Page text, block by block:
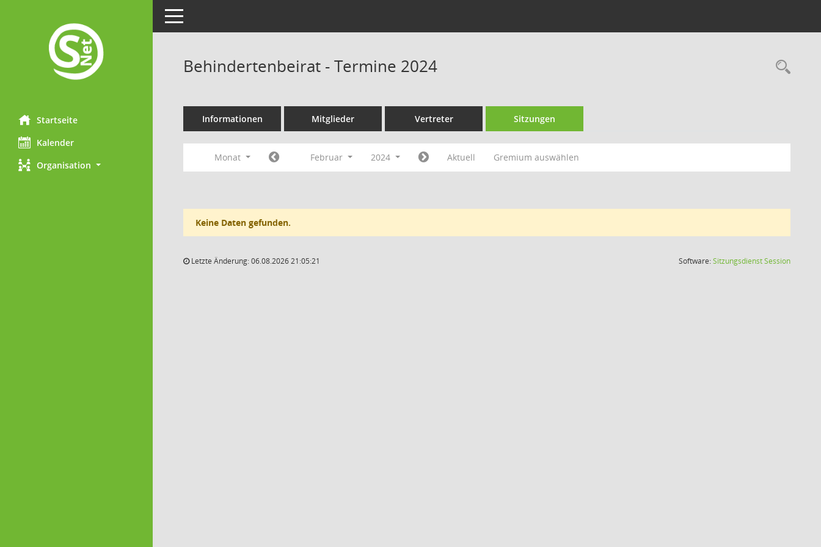
Startseite
Kalender
Organisation
Toggle navigation
Behindertenbeirat - Termine 2024
Informationen Mitglieder Vertreter Sitzungen
Monat Februar 2024 Aktuell Gremium auswählen
Keine Daten gefunden.
Letzte Änderung: 06.08.2026 21:05:21 Software:SitzungsdienstSession(Wird in